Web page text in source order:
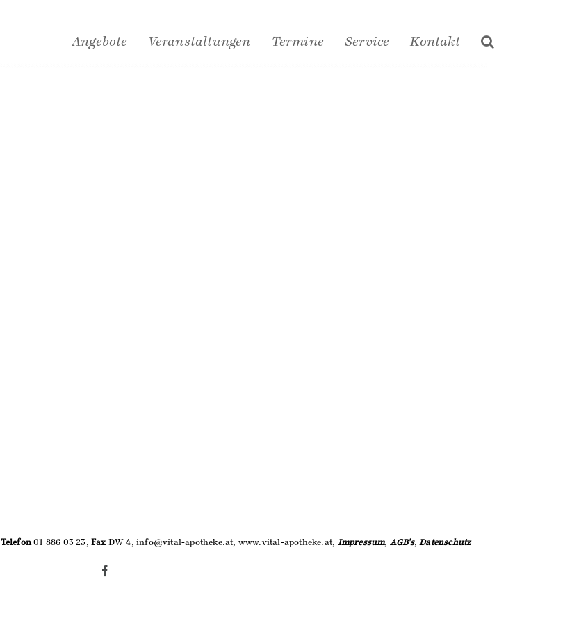
Angebote Veranstaltungen Termine Service Kontakt
Telefon01 886 03 23,FaxDW 4, info@vital-apotheke.at, www.vital-apotheke.at, Impressum, AGB's,Datenschutz